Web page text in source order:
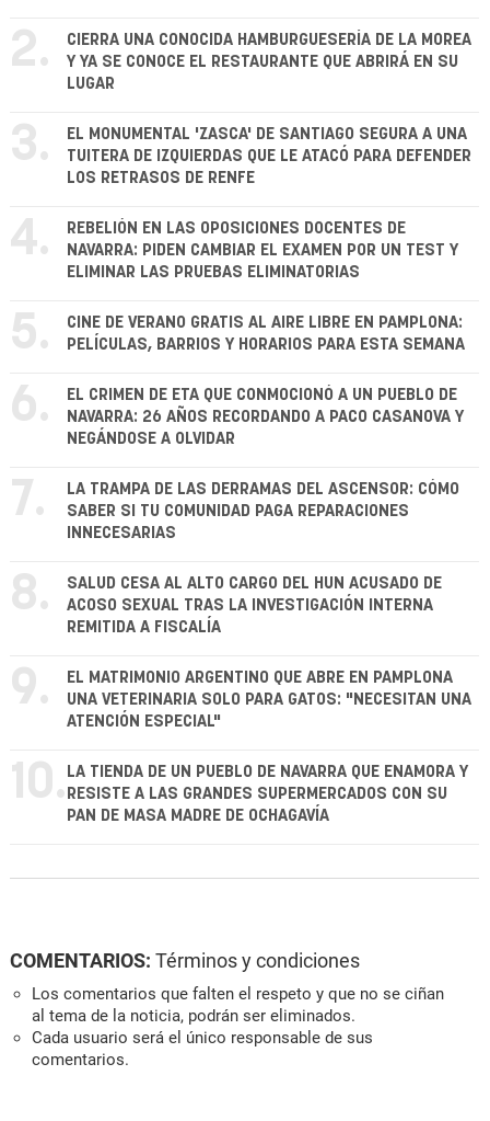
2.
CIERRA UNA CONOCIDA HAMBURGUESERÍA DE LA MOREA
Y YA SE CONOCE EL RESTAURANTE QUE ABRIRÁ EN SU
LUGAR
3.
EL MONUMENTAL 'ZASCA' DE SANTIAGO SEGURA A UNA
TUITERA DE IZQUIERDAS QUE LE ATACÓ PARA DEFENDER
LOS RETRASOS DE RENFE
4.
REBELIÓN EN LAS OPOSICIONES DOCENTES DE
NAVARRA: PIDEN CAMBIAR EL EXAMEN POR UN TEST Y
ELIMINAR LAS PRUEBAS ELIMINATORIAS
5.
CINE DE VERANO GRATIS AL AIRE LIBRE EN PAMPLONA:
PELÍCULAS, BARRIOS Y HORARIOS PARA ESTA SEMANA
6.
EL CRIMEN DE ETA QUE CONMOCIONÓ A UN PUEBLO DE
NAVARRA: 26 AÑOS RECORDANDO A PACO CASANOVA Y
NEGÁNDOSE A OLVIDAR
7.
LA TRAMPA DE LAS DERRAMAS DEL ASCENSOR: CÓMO
SABER SI TU COMUNIDAD PAGA REPARACIONES
INNECESARIAS
8.
SALUD CESA AL ALTO CARGO DEL HUN ACUSADO DE
ACOSO SEXUAL TRAS LA INVESTIGACIÓN INTERNA
REMITIDA A FISCALÍA
9.
EL MATRIMONIO ARGENTINO QUE ABRE EN PAMPLONA
UNA VETERINARIA SOLO PARA GATOS: "NECESITAN UNA
ATENCIÓN ESPECIAL"
10. LA TIENDA DE UN PUEBLO DE NAVARRA QUE ENAMORA Y
RESISTE A LAS GRANDES SUPERMERCADOS CON SU
PAN DE MASA MADRE DE OCHAGAVÍA
COMENTARIOS: Términos y condiciones
Los comentarios que falten el respeto y que no se ciñan
al tema de la noticia, podrán ser eliminados.
Cada usuario será el único responsable de sus
comentarios.